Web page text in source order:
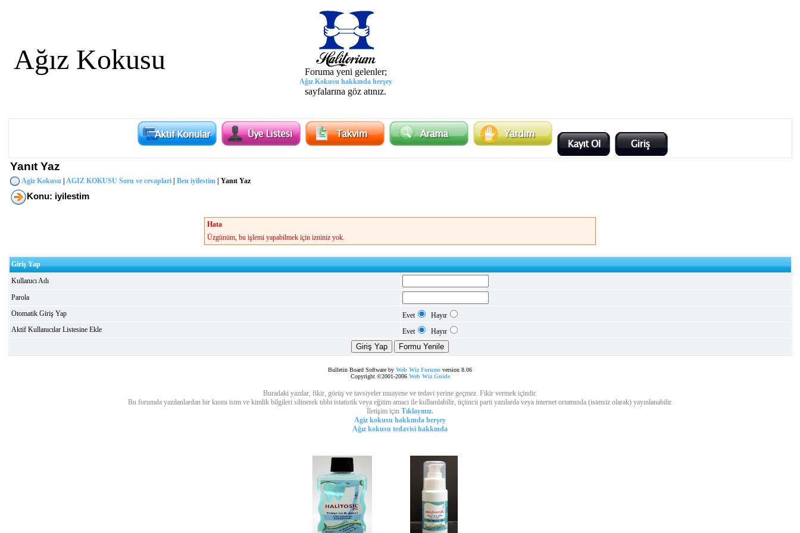
Ağız Kokusu Foruma yeni gelenler;
Ağız Kokusu hakkında herşey
sayfalarına göz atınız.
Yanıt Yaz
Agiz Kokusu| AGIZ KOKUSU Soru ve cevaplari| Ben iyilestim| Yanıt Yaz
Konu: iyilestim
Hata
Üzgünüm, bu işlemi yapabilmek için izniniz yok.
Giriş Yap
Kullanıcı Adı
Parola
Otomatik Giriş Yap
Evet
Hayır
Aktif Kullanıcılar Listesine Ekle
Evet Hayır
Bulletin Board Software by Web Wiz Forums version 8.06
Copyright ©2001-2006 Web Wiz Guide
Buradaki yazılar, fikir, görüş ve tavsiyeler muayene ve tedavi yerine geçmez. Fikir vermek içindir.
Bu forumda yazılanlardan bir kısmı isim ve kimlik bilgileri silinerek tıbbi istatistik veya eğitim amacı ile kullanılabilir, üçüncü parti yazılarda veya internet ortamında (isimsiz olarak) yayınlanabilir.
İletişim için Tıklayınız.
Agiz kokusu hakkında herşey
Ağız kokusu tedavisi hakkında